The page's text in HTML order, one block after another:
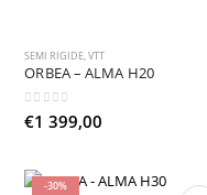
SEMI RIGIDE,VTT
ORBEA – ALMA H20
0sur 5
€1 399,00
-30%